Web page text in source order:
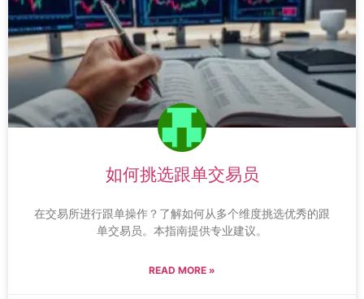
如何挑选跟单交易员
在交易所进行跟单操作？了解如何从多个维度挑选优秀的跟
单交易员。本指南提供专业建议。
READ MORE »